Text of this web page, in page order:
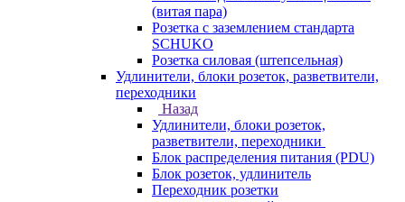
(витая пара)
Розетка с заземлением стандарта
SCHUKO
Розетка силовая (штепсельная)
Удлинители, блоки розеток, разветвители,
переходники
Назад
Удлинители, блоки розеток,
разветвители, переходники
Блок распределения питания (PDU)
Блок розеток, удлинитель
Переходник розетки